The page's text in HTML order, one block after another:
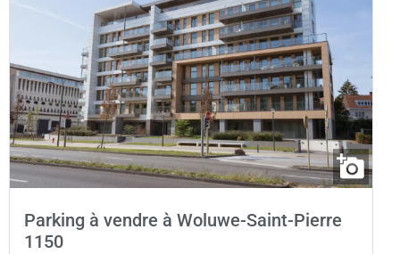
Parking à vendre à Woluwe-Saint-Pierre
1150